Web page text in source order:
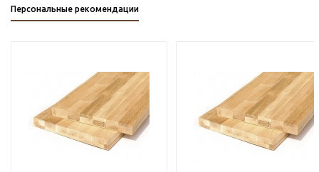
Персональные рекомендации